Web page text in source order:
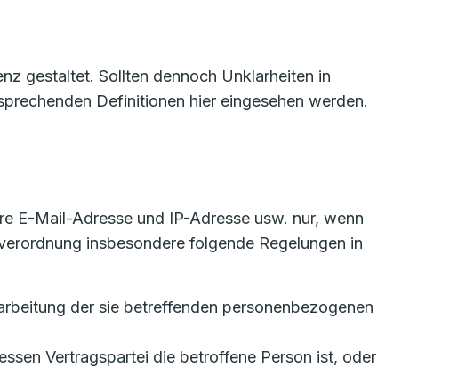
gestaltet. Sollten dennoch Unklarheiten in
Definitionen hier eingesehen werden.
E-Mail-Adresse und IP-Adresse usw. nur, wenn
insbesondere folgende Regelungen in
der sie betreffenden personenbezogenen
Vertragspartei die betroffene Person ist, oder